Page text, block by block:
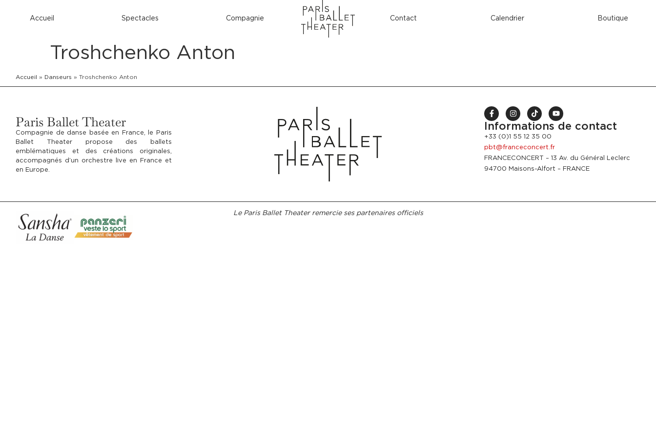
Accueil Spectacles Compagnie Contact Calendrier Boutique
Troshchenko Anton
Accueil » Danseurs » Troshchenko Anton
Paris Ballet Theater
Compagnie de danse basée en France, le Paris
Ballet Theater propose des ballets
emblématiques et des créations originales,
accompagnés d’un orchestre live en France et
en Europe.
Informations de contact
+33 (0)1 55 12 35 00
pbt@franceconcert.fr
FRANCECONCERT – 13 Av. du Général Leclerc
94700 Maisons-Alfort – FRANCE
Le Paris Ballet Theater remercie ses partenaires officiels